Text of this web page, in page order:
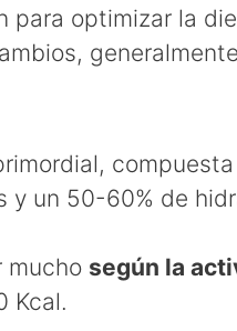
para optimizar la
y un 50-60% de
mucho según la
Kcal.